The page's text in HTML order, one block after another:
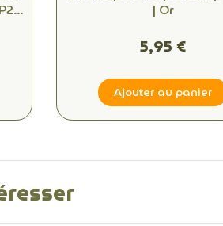
| Or
5,95 €
Ajouter au panier